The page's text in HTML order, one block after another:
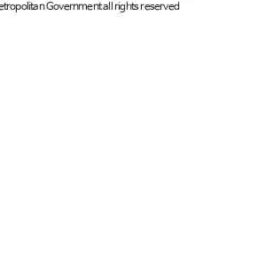
Government all rights reserved